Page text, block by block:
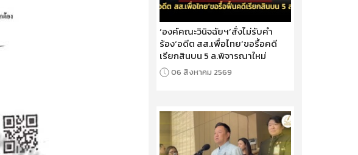
‘องค์คณะวินิจฉัยฯ’สั่งไม่รับคำ
ร้อง‘อดีต สส.เพื่อไทย’ขอรื้อคดี
เรียกสินบน 5 ล.พิจารณาใหม่
06 สิงหาคม 2569